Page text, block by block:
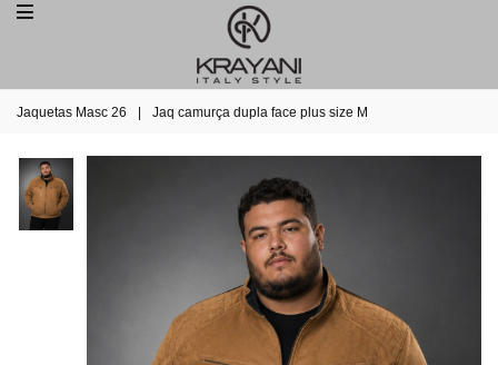
Jaquetas Masc 26 Jaq camurça dupla face plus size M